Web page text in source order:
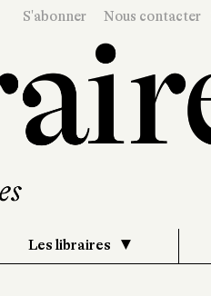
S'abonner Nous contacter
Les libraires